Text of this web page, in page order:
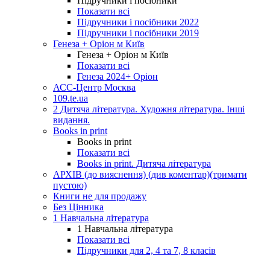
Показати всі
Підручники і посібники 2022
Підручники і посібники 2019
Генеза + Оріон м Київ
Генеза + Оріон м Київ
Показати всі
Генеза 2024+ Оріон
АСС-Центр Москва
109.te.ua
2 Дитяча література. Художня література. Інші
видання.
Books in print
Books in print
Показати всі
Books in print. Дитяча література
АРХІВ (до вияснення) (див коментар)(тримати
пустою)
Книги не для продажу
Без Цінника
1 Навчальна література
1 Навчальна література
Показати всі
Підручники для 2, 4 та 7, 8 класів